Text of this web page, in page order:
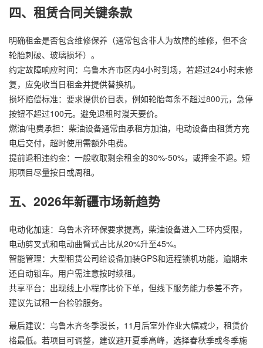
四、租赁合同关键条款
明确租金是否包含维修保养（通常包含非人为故障的维修，但不含
轮胎刺破、玻璃损坏）。
约定故障响应时间：乌鲁木齐市区内4小时到场，若超过24小时未修
复，应免收当日租金并提供替换机。
损坏赔偿标准：要求提供价目表，例如轮胎每条不超过800元，急停
按钮不超过100元。避免退租时漫天要价。
燃油/电费承担：柴油设备通常由承租方加油，电动设备由租赁方充
电后交付，超时使用需额外电费。
提前退租违约金：一般收取剩余租金的30%-50%，或押金不退。短
期项目尽量按日或周租。
五、2026年新疆市场新趋势
电动化加速：乌鲁木齐环保要求提高，柴油设备进入二环内受限，
电动剪叉式和电动曲臂式占比从20%升至45%。
智能管理：大型租赁公司给设备加装GPS和远程锁机功能，逾期未
还自动锁车。用户需注意按时续租。
共享平台：出现线上小程序比价下单，但线下服务能力参差不齐，
建议先试租一台检验服务。
最后建议：乌鲁木齐冬季漫长，11月后室外作业大幅减少，租赁价
格最低。若项目可调整，建议避开夏季高峰，选择春秋季或冬季施